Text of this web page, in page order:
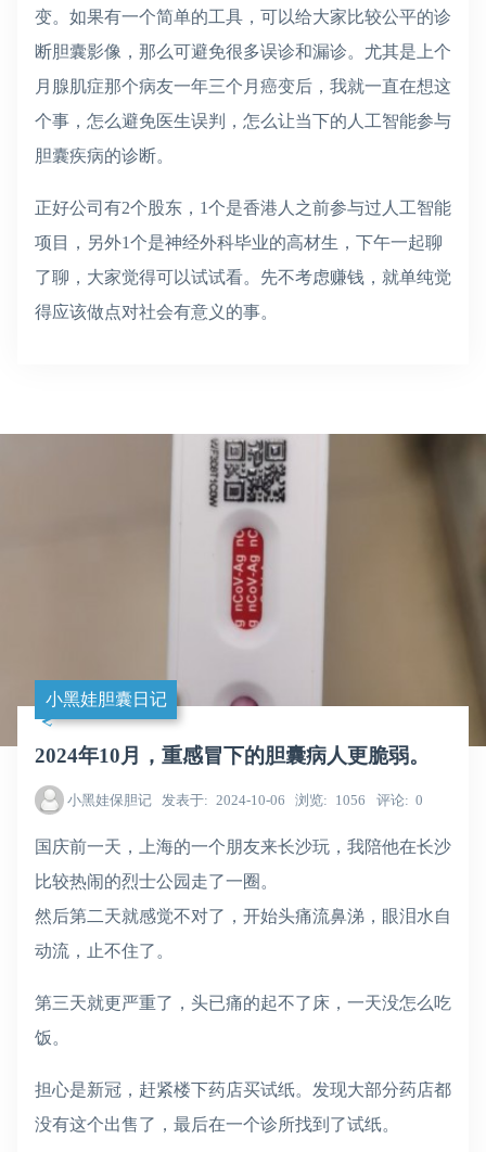
变。如果有一个简单的工具，可以给大家比较公平的诊
断胆囊影像，那么可避免很多误诊和漏诊。尤其是上个
月腺肌症那个病友一年三个月癌变后，我就一直在想这
个事，怎么避免医生误判，怎么让当下的人工智能参与
胆囊疾病的诊断。
正好公司有2个股东，1个是香港人之前参与过人工智能
项目，另外1个是神经外科毕业的高材生，下午一起聊
了聊，大家觉得可以试试看。先不考虑赚钱，就单纯觉
得应该做点对社会有意义的事。
小黑娃胆囊日记
2024年10月，重感冒下的胆囊病人更脆弱。
小黑娃保胆记 发表于 2024-10-06 浏览 1056 评论 0
国庆前一天，上海的一个朋友来长沙玩，我陪他在长沙
比较热闹的烈士公园走了一圈。
然后第二天就感觉不对了，开始头痛流鼻涕，眼泪水自
动流，止不住了。
第三天就更严重了，头已痛的起不了床，一天没怎么吃
饭。
担心是新冠，赶紧楼下药店买试纸。发现大部分药店都
没有这个出售了，最后在一个诊所找到了试纸。